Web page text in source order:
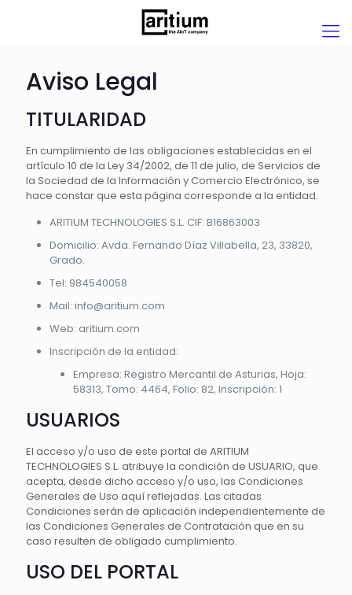
Aviso Legal
TITULARIDAD
En cumplimiento de las obligaciones establecidas en el
artículo 10 de la Ley 34/2002, de 11 de julio, de Servicios de
la Sociedad de la Información y Comercio Electrónico, se
hace constar que esta página corresponde a la entidad:
ARITIUM TECHNOLOGIES S.L. CIF: B16863003
Domicilio: Avda. Fernando Díaz Villabella, 23, 33820,
Grado.
Tel: 984540058
Mail: info@aritium.com
Web: aritium.com
Inscripción de la entidad:
Empresa: Registro Mercantil de Asturias, Hoja:
58313, Tomo: 4464, Folio: 82, Inscripción: 1
USUARIOS
El acceso y/o uso de este portal de ARITIUM
TECHNOLOGIES S.L. atribuye la condición de USUARIO, que
acepta, desde dicho acceso y/o uso, las Condiciones
Generales de Uso aquí reflejadas. Las citadas
Condiciones serán de aplicación independientemente de
las Condiciones Generales de Contratación que en su
caso resulten de obligado cumplimiento.
USO DEL PORTAL